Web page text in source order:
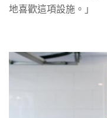
地喜歡這項設施。」